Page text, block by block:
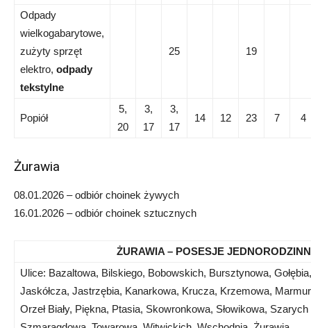
Odpady
wielkogabarytowe,
zużyty sprzęt
elektro, odpady
tekstylne
25 19
Popiół
5,
20
3,
17
3,
17
14 12 23 7 4
Żurawia
08.01.2026 – odbiór choinek żywych
16.01.2026 – odbiór choinek sztucznych
ŻURAWIA – POSESJE
Ulice: Bazaltowa, Bilskiego, Bobowskich, Bursztynowa,
Jaskółcza, Jastrzębia, Kanarkowa, Krucza, Krzemowa,
Orzeł Biały, Piękna, Ptasia, Skowronkowa, Słowikowa,